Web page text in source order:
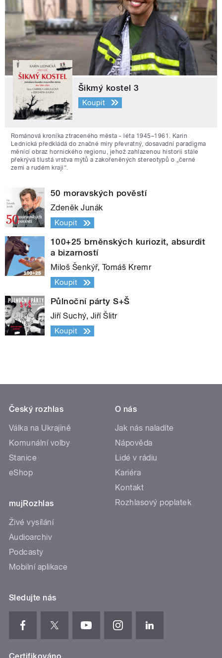
Šikmý kostel 3
Koupit
Románová kronika ztraceného města - léta 1945–1961. Karin
Lednická předkládá do značné míry převratný, dosavadní paradigma
měnící obraz hornického regionu, jehož zahlazenou historii stále
překrývá tlustá vrstva mýtů a zakořeněných stereotypů o „černé
zemi a rudém kraji“.
50 moravských pověstí
Zdeněk Junák
Koupit
100+25 brněnských kuriozit, absurdit
a bizarností
Miloš Šenkýř, Tomáš Kremr
Koupit
Půlnoční párty S+Š
Jiří Suchý, Jiří Šlitr
Koupit
Český rozhlas
Válka na Ukrajině
Komunální volby
Stanice
eShop
mujRozhlas
Živé vysílání
Audioarchiv
Podcasty
Mobilní aplikace
O nás
Jak nás naladíte
Nápověda
Lidé v rádiu
Kariéra
Kontakt
Rozhlasový poplatek
Sledujte nás